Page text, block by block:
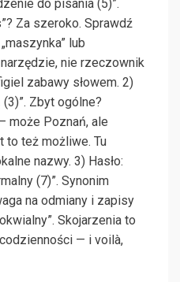
do pisania (5)”.
Za szeroko. Sprawdź
lub
narzędzie, nie rzeczownik
zabawy słowem. 2)
(3)”. Zbyt ogólne?
może Poznań, ale
to też możliwe. Tu
nazwy. 3) Hasło:
(7)”. Synonim
na odmiany i zapisy
Skojarzenia to
— i voilà,